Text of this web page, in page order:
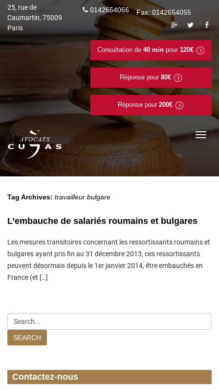
25, rue de
Caumartin, 75009
Paris
0142654066 Fax: 0142654055
Consultation de 40 minpour 120€
Réponse pour 80€
Réponse pour 200€
Tag Archives: travailleur bulgare
L’embauche de salariés roumains et bulgares
Les mesures transitoires concernant les ressortissants roumains et
bulgares ayant pris fin au 31 décembre 2013, ces ressortissants
peuvent désormais depuis le 1er janvier 2014, être embauchés en
France (et […]
SEARCH
Contactez-nous